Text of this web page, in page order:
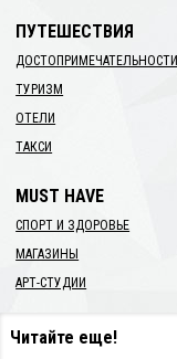
ПУТЕШЕСТВИЯ
ДОСТОПРИМЕЧАТЕЛЬНОСТИ
ТУРИЗМ
ОТЕЛИ
ТАКСИ
MUST HAVE
СПОРТ И ЗДОРОВЬЕ
МАГАЗИНЫ
АРТ-СТУДИИ
Читайте еще!